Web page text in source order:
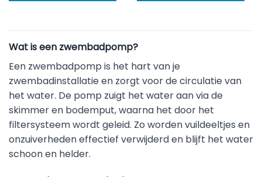
Wat is een zwembadpomp?
Een zwembadpomp is het hart van je
zwembadinstallatie en zorgt voor de circulatie van
het water. De pomp zuigt het water aan via de
skimmer en bodemput, waarna het door het
filtersysteem wordt geleid. Zo worden vuildeeltjes en
onzuiverheden effectief verwijderd en blijft het water
schoon en helder.